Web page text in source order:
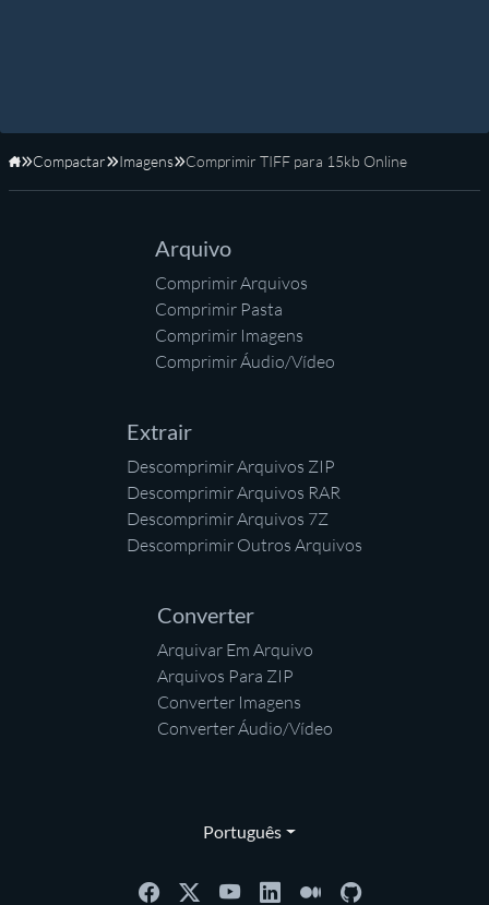
Início
Compactar Imagens Comprimir TIFF para 15kb Online
Arquivo
Comprimir Arquivos
Comprimir Pasta
Comprimir Imagens
Comprimir Áudio/Vídeo
Extrair
Descomprimir Arquivos ZIP
Descomprimir Arquivos RAR
Descomprimir Arquivos 7Z
Descomprimir Outros Arquivos
Converter
Arquivar Em Arquivo
Arquivos Para ZIP
Converter Imagens
Converter Áudio/Vídeo
Português